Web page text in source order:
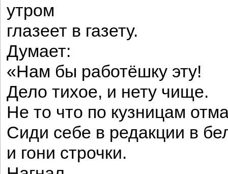
утром
глазеет в газету.
Думает:
«Нам бы работёшку эту!
Дело тихое, и нету чище.
Не то что по кузницам
Сиди себе в редакции в
и гони строчки.